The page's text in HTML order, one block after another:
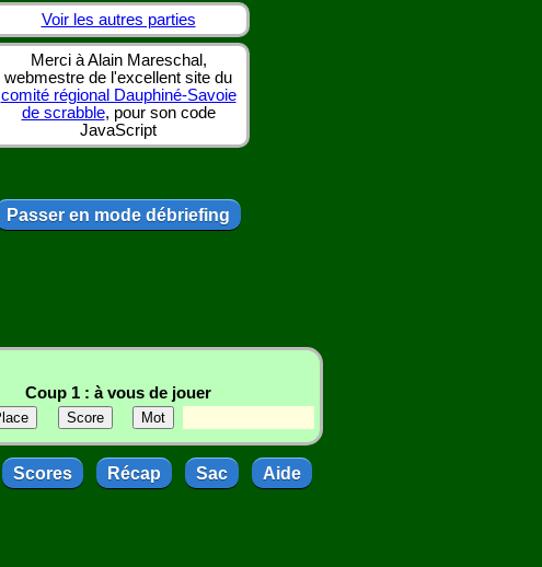
Voir les autres parties
Merci à Alain Mareschal,
webmestre de l'excellent site du
comité régional Dauphiné-Savoie
de scrabble, pour son code
JavaScript
Passer en mode débriefing
Coup 1 : à vous de jouer
Scores Récap Sac Aide